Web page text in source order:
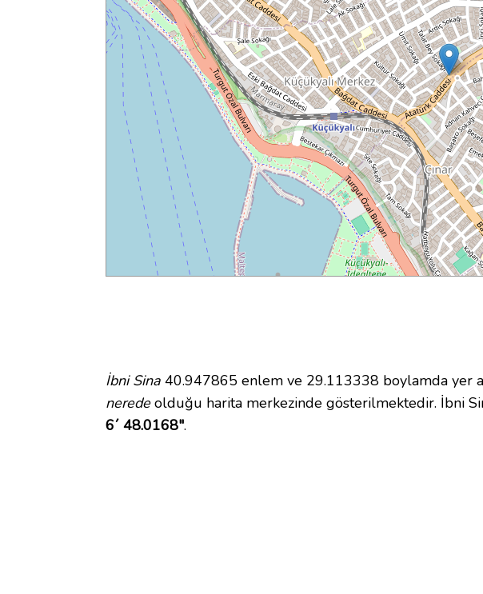
İbni Sina 40.947865 enlem ve 29.113338 boylamda yer
neredeolduğu harita merkezinde gösterilmektedir. İbni
6´ 48.0168".